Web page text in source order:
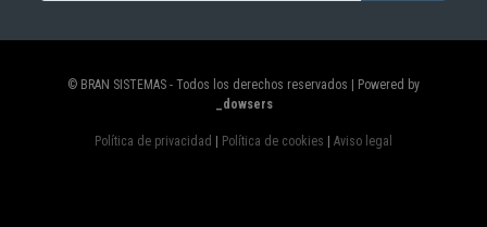
© BRAN SISTEMAS - Todos los derechos reservados | Powered by
_dowsers
Política de privacidad Política de cookies Aviso legal